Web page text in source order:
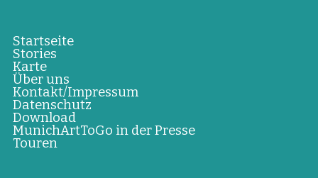
Startseite
Stories
Karte
Über uns
Kontakt/Impressum
Datenschutz
Download
MunichArtToGo in der Presse
Touren